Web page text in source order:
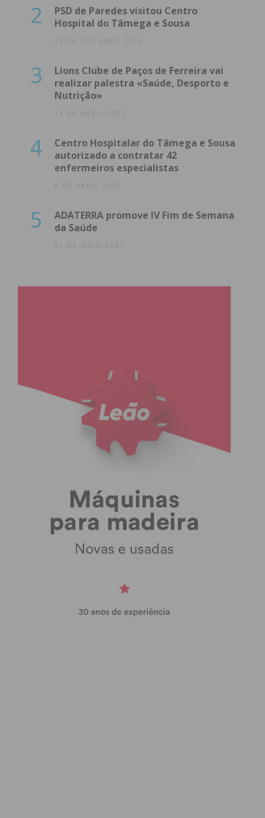
2
PSD de Paredes visitou Centro
Hospital do Tâmega e Sousa
23 DE OUTUBRO 2023
3
Lions Clube de Paços de Ferreira vai
realizar palestra «Saúde, Desporto e
Nutrição»
14 DE ABRIL 2022
4
Centro Hospitalar do Tâmega e Sousa
autorizado a contratar 42
enfermeiros especialistas
8 DE ABRIL 2022
5
ADATERRA promove IV Fim de Semana
da Saúde
21 DE MAIO 2021